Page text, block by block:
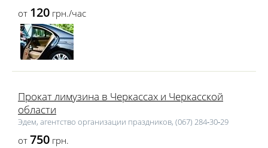
от 120 грн./час
Прокат лимузина в Черкассах и Черкасской
области
Эдем, агентство организации праздников, (067) 284‑30‑29
от 750 грн.